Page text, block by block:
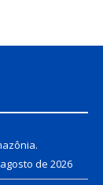
de 2026